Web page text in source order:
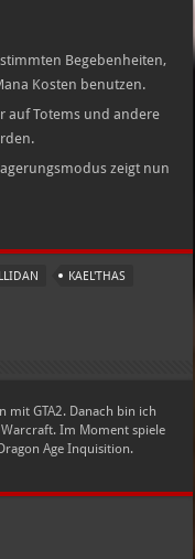
Begebenheiten,
Kosten benutzen.
auf Totems und andere
zeigt nun
KAEL'THAS
mit GTA2. Danach bin ich
Im Moment spiele
Age Inquisition.